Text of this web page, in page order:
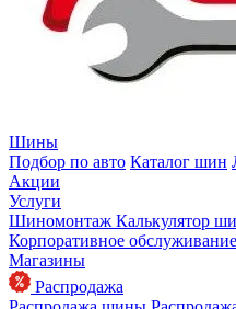
Шины
Подбор по авто Каталог шин
Акции
Услуги
Шиномонтаж Калькулятор
Корпоративное обслуживание
Магазины
Распродажа